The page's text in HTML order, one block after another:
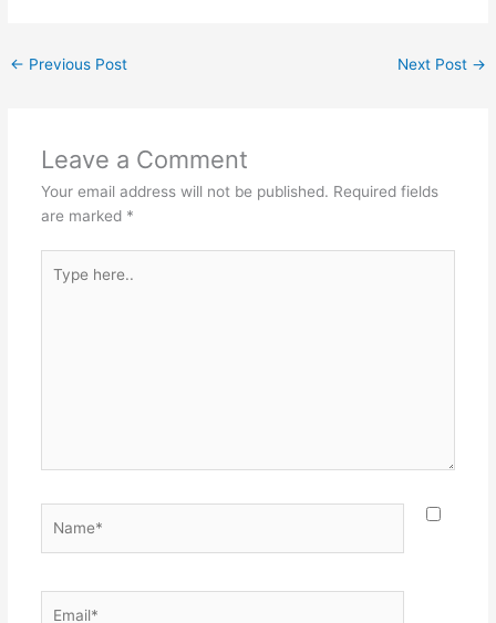
← Previous Post Next Post →
Leave a Comment
Your email address will not be published. Required fields
are marked *
here..